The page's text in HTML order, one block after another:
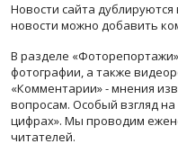
Новости сайта
новости можно добавить
В разделе
фотографии, а также
«Комментарии» - мнения
вопросам. Особый взгляд
цифрах». Мы проводим
читателей.